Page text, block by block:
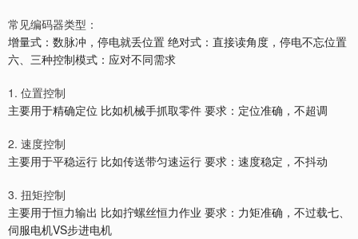
常见编码器类型：
增量式：数脉冲，停电就丢位置 绝对式：直接读角度，停电不忘位置
六、三种控制模式：应对不同需求
1. 位置控制
主要用于精确定位 比如机械手抓取零件 要求：定位准确，不超调
2. 速度控制
主要用于平稳运行 比如传送带匀速运行 要求：速度稳定，不抖动
3. 扭矩控制
主要用于恒力输出 比如拧螺丝恒力作业 要求：力矩准确，不过载七、
伺服电机VS步进电机